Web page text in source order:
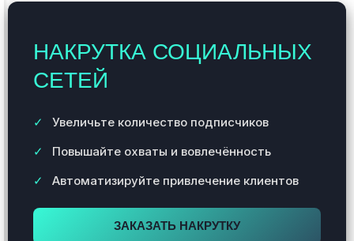
НАКРУТКА СОЦИАЛЬНЫХ
СЕТЕЙ
Увеличьте количество подписчиков
Повышайте охваты и вовлечённость
Автоматизируйте привлечение клиентов
ЗАКАЗАТЬ НАКРУТКУ